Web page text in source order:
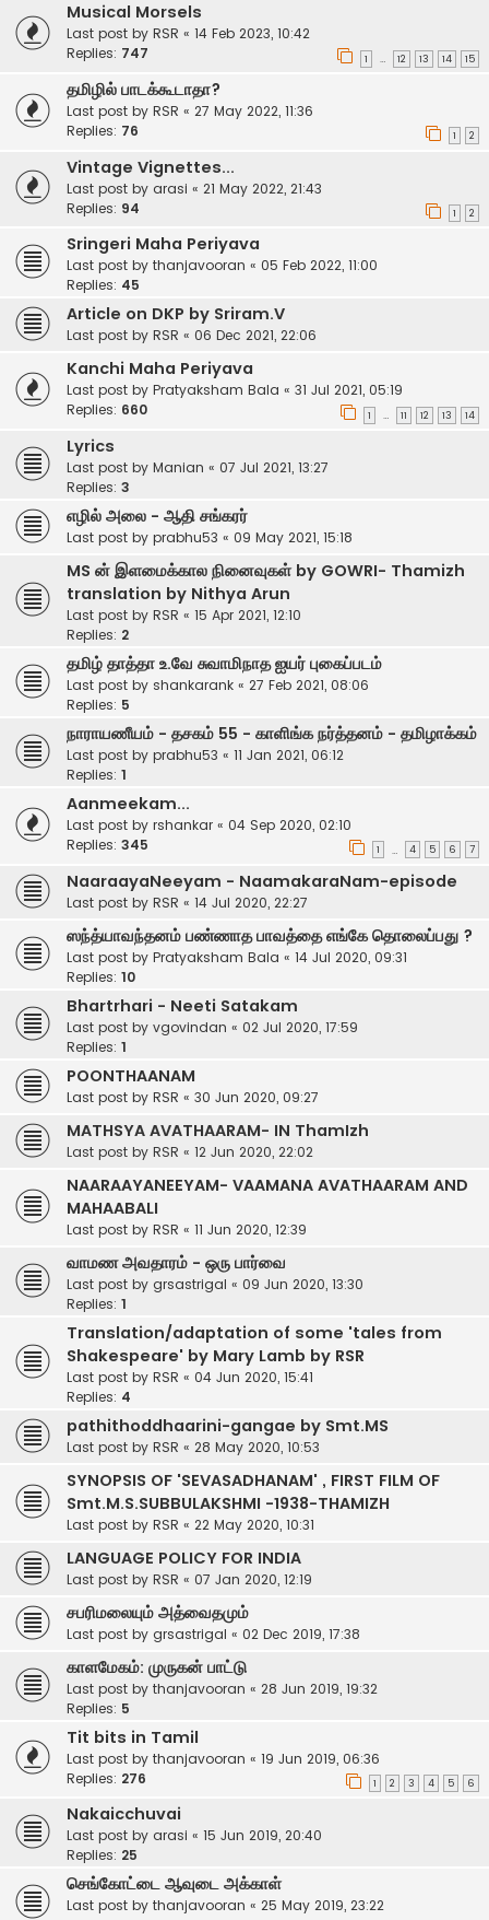
Musical Morsels
Last post by RSR « 14 Feb 2023, 10:42
Replies: 747 1 … 12 13 14 15
தமிழில் பாடக்கூடாதா?
Last post by RSR « 27 May 2022, 11:36
Replies: 76 1 2
Vintage Vignettes...
Last post by arasi « 21 May 2022, 21:43
Replies: 94 1 2
Sringeri Maha Periyava
Last post by thanjavooran « 05 Feb 2022, 11:00
Replies: 45
Article on DKP by Sriram.V
Last post by RSR « 06 Dec 2021, 22:06
Kanchi Maha Periyava
Last post by Pratyaksham Bala « 31 Jul 2021, 05:19
Replies: 660 1 … 11 12 13 14
Lyrics
Last post by Manian « 07 Jul 2021, 13:27
Replies: 3
எழில் அலை - ஆதி சங்கரர்
Last post by prabhu53 « 09 May 2021, 15:18
MS ன் இளமைக்கால நினைவுகள் by GOWRI- Thamizh
translation by Nithya Arun
Last post by RSR « 15 Apr 2021, 12:10
Replies: 2
தமிழ் தாத்தா உ.வே சுவாமிநாத ஐயர் புகைப்படம்
Last post by shankarank « 27 Feb 2021, 08:06
Replies: 5
நாராயணீயம் - தசகம் 55 - காளிங்க நர்த்தனம் - தமிழாக்கம்
Last post by prabhu53 « 11 Jan 2021, 06:12
Replies: 1
Aanmeekam...
Last post by rshankar « 04 Sep 2020, 02:10
Replies: 345 1 … 4 5 6 7
NaaraayaNeeyam - NaamakaraNam-episode
Last post by RSR « 14 Jul 2020, 22:27
ஸந்த்யாவந்தனம் பண்ணாத பாவத்தை எங்கே தொலைப்பது ?
Last post by Pratyaksham Bala « 14 Jul 2020, 09:31
Replies: 10
Bhartrhari - Neeti Satakam
Last post by vgovindan « 02 Jul 2020, 17:59
Replies: 1
POONTHAANAM
Last post by RSR « 30 Jun 2020, 09:27
MATHSYA AVATHAARAM- IN ThamIzh
Last post by RSR « 12 Jun 2020, 22:02
NAARAAYANEEYAM- VAAMANA AVATHAARAM AND
MAHAABALI
Last post by RSR « 11 Jun 2020, 12:39
வாமண அவதாரம் - ஒரு பார்வை
Last post by grsastrigal « 09 Jun 2020, 13:30
Replies: 1
Translation/adaptation of some 'tales from
Shakespeare' by Mary Lamb by RSR
Last post by RSR « 04 Jun 2020, 15:41
Replies: 4
pathithoddhaarini-gangae by Smt.MS
Last post by RSR « 28 May 2020, 10:53
SYNOPSIS OF 'SEVASADHANAM' , FIRST FILM OF
Smt.M.S.SUBBULAKSHMI -1938-THAMIZH
Last post by RSR « 22 May 2020, 10:31
LANGUAGE POLICY FOR INDIA
Last post by RSR « 07 Jan 2020, 12:19
சபரிமலையும் அத்வைதமும்
Last post by grsastrigal « 02 Dec 2019, 17:38
காளமேகம்: முருகன் பாட்டு
Last post by thanjavooran « 28 Jun 2019, 19:32
Replies: 5
Tit bits in Tamil
Last post by thanjavooran « 19 Jun 2019, 06:36
Replies: 276 1 2 3 4 5 6
Nakaicchuvai
Last post by arasi « 15 Jun 2019, 20:40
Replies: 25
செங்கோட்டை ஆவுடை அக்காள்
Last post by thanjavooran « 25 May 2019, 23:22